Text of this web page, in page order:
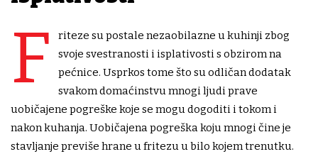
F
riteze su postale nezaobilazne u kuhinji zbog
svoje svestranosti i isplativosti s obzirom na
pećnice. Usprkos tome što su odličan dodatak
svakom domaćinstvu mnogi ljudi prave
uobičajene pogreške koje se mogu dogoditi i tokom i
nakon kuhanja. Uobičajena pogreška koju mnogi čine je
stavljanje previše hrane u fritezu u bilo kojem trenutku.